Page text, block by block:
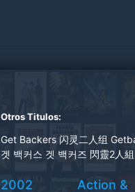
Otros Titulos:
Get Backers 闪灵二人组
겟 백커스 겟 백커즈 閃靈2人
2002
Action &